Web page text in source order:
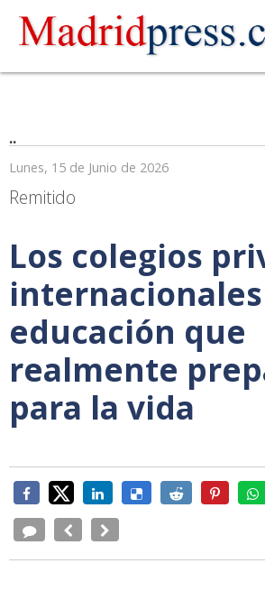
..
Lunes, 15 de Junio de 2026
Remitido
Los colegios
educación que
realmente
para la vida